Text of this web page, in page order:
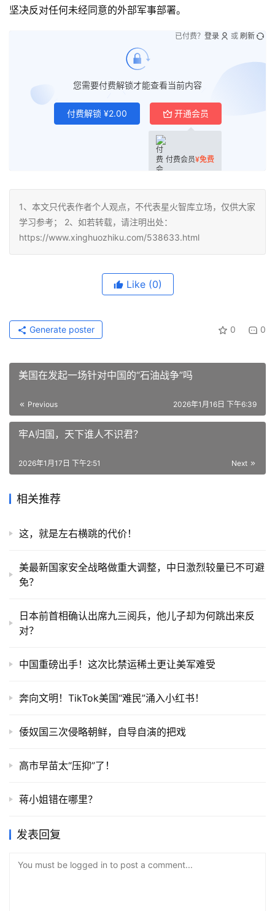
坚决反对任何未经同意的外部军事部署。
您需要付费解锁才能查看当前内容
付费解锁 ¥2.00 开通会员
付费会员¥免费
已付费？ 登录 或 刷新
1、本文只代表作者个人观点，不代表星火智库立场，仅供大家
学习参考； 2、如若转载，请注明出处：
https://www.xinghuozhiku.com/538633.html
Like (0)
0 0
Generate poster
美国在发起一场针对中国的“石油战争”吗
Previous 2026年1月16日 下午6:39
牢A归国，天下谁人不识君？
Next
2026年1月17日 下午2:51
相关推荐
这，就是左右横跳的代价！
美最新国家安全战略做重大调整，中日激烈较量已不可避
免？
日本前首相确认出席九三阅兵，他儿子却为何跳出来反
对？
中国重磅出手！这次比禁运稀土更让美军难受
奔向文明！TikTok美国“难民”涌入小红书！
倭奴国三次侵略朝鲜，自导自演的把戏
高市早苗太“压抑”了！
蒋小姐错在哪里？
发表回复
You must be logged in to post a comment...